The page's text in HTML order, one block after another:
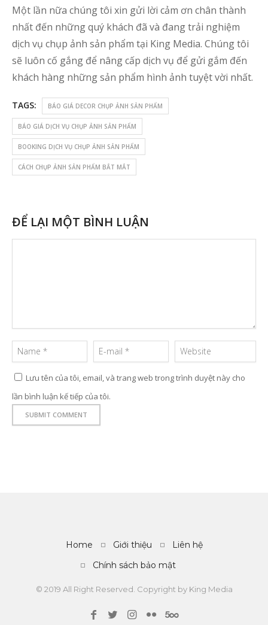
Một lần nữa chúng tôi xin gửi lời cảm ơn chân thành
nhất đến những quý khách đã và đang trải nghiệm
dịch vụ chụp ảnh sản phẩm tại King Media. Chúng tôi
sẽ luôn cố gắng để nâng cấp dịch vụ để gửi gắm đến
khách hàng những sản phẩm hình ảnh tuyệt vời nhất.
TAGS: BÁO GIÁ DECOR CHỤP ẢNH SẢN PHẨM
BÁO GIÁ DỊCH VỤ CHỤP ẢNH SẢN PHẨM
BOOKING DỊCH VỤ CHỤP ẢNH SẢN PHẨM
CÁCH CHỤP ẢNH SẢN PHẨM BẮT MẮT
ĐỂ LẠI MỘT BÌNH LUẬN
Lưu tên của tôi, email, và trang web trong trình duyệt này cho
lần bình luận kế tiếp của tôi.
Home Giới thiệu
Liên hệ
Chính sách bảo mật
© 2019 All Right Reserved. Copyright by King Media